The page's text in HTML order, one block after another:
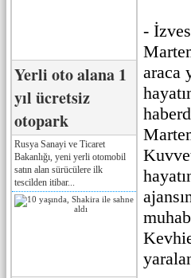
Yerli oto alana 1
yıl ücretsiz
otopark
Rusya Sanayi ve Ticaret
Bakanlığı, yeni yerli otomobil
satın alan sürücülere ilk
tescilden itibar...
-
araca